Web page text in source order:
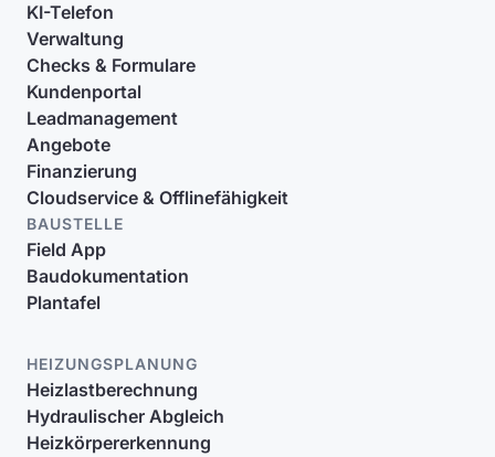
KI-Telefon
Verwaltung
Checks & Formulare
Kundenportal
Leadmanagement
Angebote
Finanzierung
Cloudservice & Offlinefähigkeit
BAUSTELLE
Field App
Baudokumentation
Plantafel
HEIZUNGSPLANUNG
Heizlastberechnung
Hydraulischer Abgleich
Heizkörpererkennung